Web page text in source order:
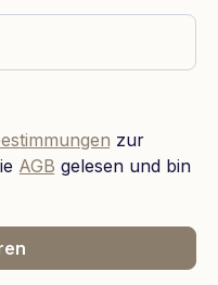
zur
AGB gelesen und bin